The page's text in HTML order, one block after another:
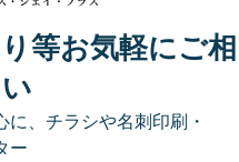
等お気軽にご相
に、チラシや名刺印刷・
ー